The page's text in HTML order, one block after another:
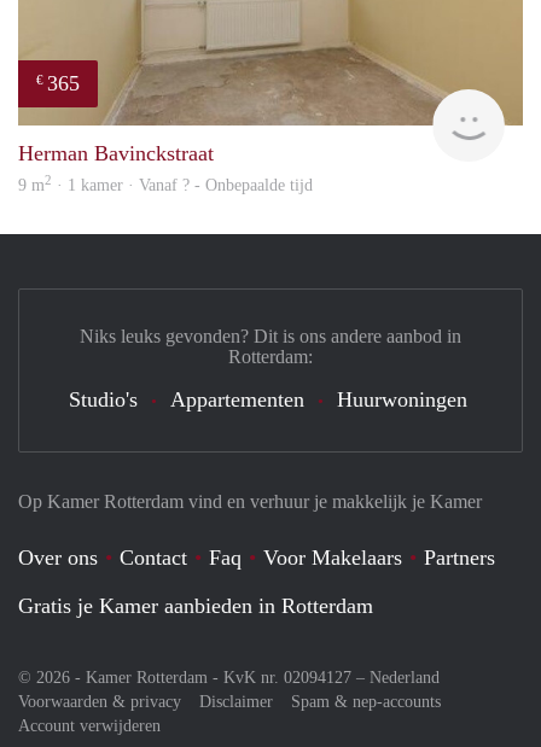
€ 365
Herman Bavinckstraat
9 m2 · 1 kamer · Vanaf ? - Onbepaalde tijd
Op Kamer Rotterdam vind en verhuur je makkelijk je Kamer
Over ons Contact Faq Voor Makelaars
Partners
Gratis je Kamer aanbieden in Rotterdam
© 2026 - Kamer Rotterdam - KvK nr. 02094127 – Nederland
Voorwaarden & privacy
Disclaimer
Spam & nep-accounts
Account verwijderen
Niks leuks gevonden? Dit is ons andere aanbod in
Rotterdam:
Studio's Appartementen Huurwoningen